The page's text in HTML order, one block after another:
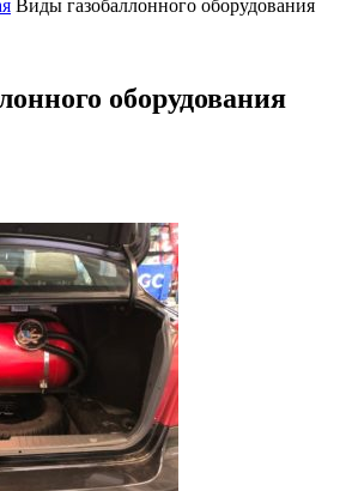
Виды газобаллонного оборудования
оборудования